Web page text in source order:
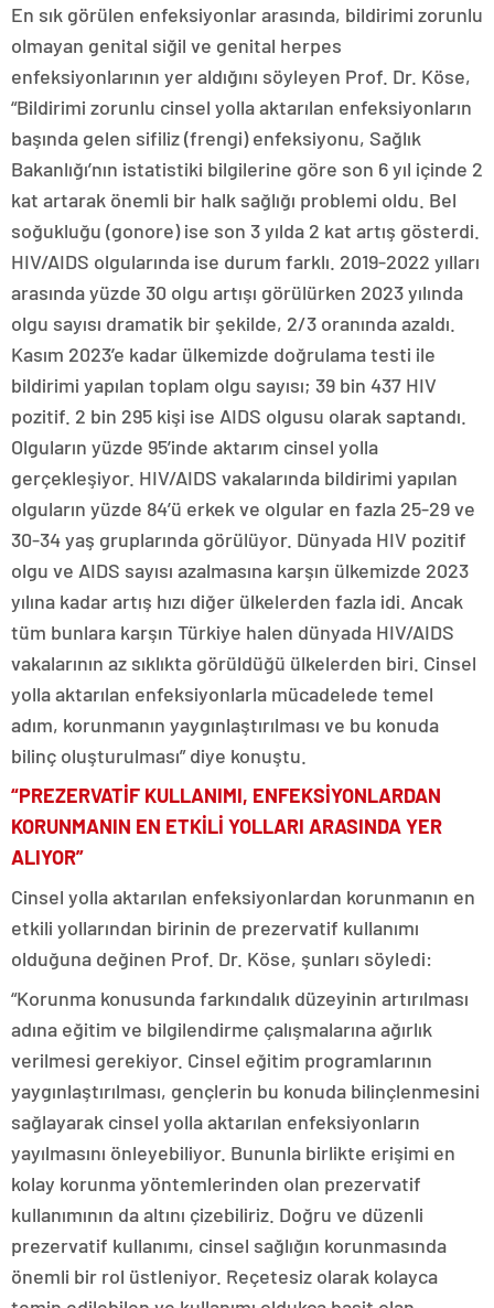
En sık görülen enfeksiyonlar arasında, bildirimi zorunlu
olmayan genital siğil ve genital herpes
enfeksiyonlarının yer aldığını söyleyen Prof. Dr. Köse,
“Bildirimi zorunlu cinsel yolla aktarılan enfeksiyonların
başında gelen sifiliz (frengi) enfeksiyonu, Sağlık
Bakanlığı’nın istatistiki bilgilerine göre son 6 yıl içinde 2
kat artarak önemli bir halk sağlığı problemi oldu. Bel
soğukluğu (gonore) ise son 3 yılda 2 kat artış gösterdi.
HIV/AIDS olgularında ise durum farklı. 2019-2022 yılları
arasında yüzde 30 olgu artışı görülürken 2023 yılında
olgu sayısı dramatik bir şekilde, 2/3 oranında azaldı.
Kasım 2023’e kadar ülkemizde doğrulama testi ile
bildirimi yapılan toplam olgu sayısı; 39 bin 437 HIV
pozitif. 2 bin 295 kişi ise AIDS olgusu olarak saptandı.
Olguların yüzde 95’inde aktarım cinsel yolla
gerçekleşiyor. HIV/AIDS vakalarında bildirimi yapılan
olguların yüzde 84’ü erkek ve olgular en fazla 25-29 ve
30-34 yaş gruplarında görülüyor. Dünyada HIV pozitif
olgu ve AIDS sayısı azalmasına karşın ülkemizde 2023
yılına kadar artış hızı diğer ülkelerden fazla idi. Ancak
tüm bunlara karşın Türkiye halen dünyada HIV/AIDS
vakalarının az sıklıkta görüldüğü ülkelerden biri. Cinsel
yolla aktarılan enfeksiyonlarla mücadelede temel
adım, korunmanın yaygınlaştırılması ve bu konuda
bilinç oluşturulması” diye konuştu.
“PREZERVATİF KULLANIMI, ENFEKSİYONLARDAN
KORUNMANIN EN ETKİLİ YOLLARI ARASINDA YER
ALIYOR”
Cinsel yolla aktarılan enfeksiyonlardan korunmanın en
etkili yollarından birinin de prezervatif kullanımı
olduğuna değinen Prof. Dr. Köse, şunları söyledi:
“Korunma konusunda farkındalık düzeyinin artırılması
adına eğitim ve bilgilendirme çalışmalarına ağırlık
verilmesi gerekiyor. Cinsel eğitim programlarının
yaygınlaştırılması, gençlerin bu konuda bilinçlenmesini
sağlayarak cinsel yolla aktarılan enfeksiyonların
yayılmasını önleyebiliyor. Bununla birlikte erişimi en
kolay korunma yöntemlerinden olan prezervatif
kullanımının da altını çizebiliriz. Doğru ve düzenli
prezervatif kullanımı, cinsel sağlığın korunmasında
önemli bir rol üstleniyor. Reçetesiz olarak kolayca